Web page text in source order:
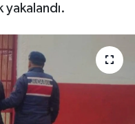
yakalandı.